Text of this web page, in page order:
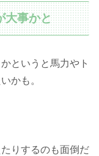
大事かと
というと馬力やト
かも。
りするのも面倒だ